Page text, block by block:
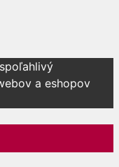
a eshopov